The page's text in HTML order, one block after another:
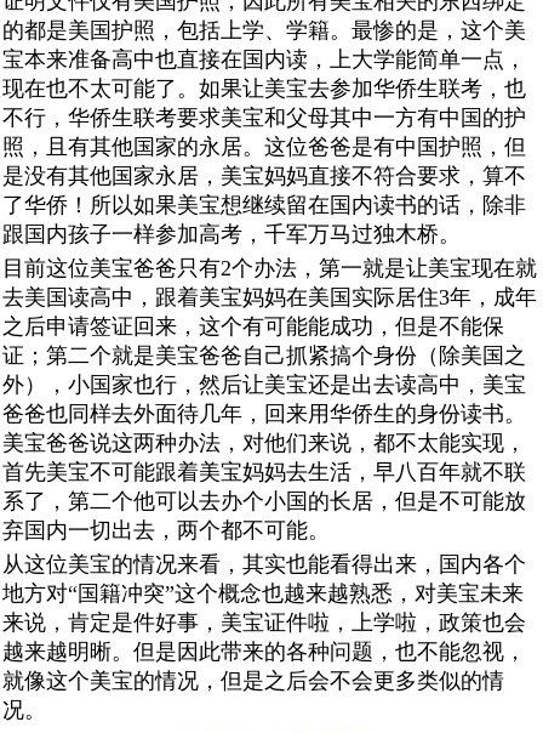
的都是美国护照，包括上学、学籍。最惨的是，这个美
宝本来准备高中也直接在国内读，上大学能简单一点，
现在也不太可能了。如果让美宝去参加华侨生联考，也
不行，华侨生联考要求美宝和父母其中一方有中国的护
照，且有其他国家的永居。这位爸爸是有中国护照，但
是没有其他国家永居，美宝妈妈直接不符合要求，算不
了华侨！所以如果美宝想继续留在国内读书的话，除非
跟国内孩子一样参加高考，千军万马过独木桥。
目前这位美宝爸爸只有2个办法，第一就是让美宝现在就
去美国读高中，跟着美宝妈妈在美国实际居住3年，成年
之后申请签证回来，这个有可能能成功，但是不能保
证；第二个就是美宝爸爸自己抓紧搞个身份（除美国之
外），小国家也行，然后让美宝还是出去读高中，美宝
爸爸也同样去外面待几年，回来用华侨生的身份读书。
美宝爸爸说这两种办法，对他们来说，都不太能实现，
首先美宝不可能跟着美宝妈妈去生活，早八百年就不联
系了，第二个他可以去办个小国的长居，但是不可能放
弃国内一切出去，两个都不可能。
从这位美宝的情况来看，其实也能看得出来，国内各个
地方对“国籍冲突”这个概念也越来越熟悉，对美宝未来
来说，肯定是件好事，美宝证件啦，上学啦，政策也会
越来越明晰。但是因此带来的各种问题，也不能忽视，
就像这个美宝的情况，但是之后会不会更多类似的情
况。